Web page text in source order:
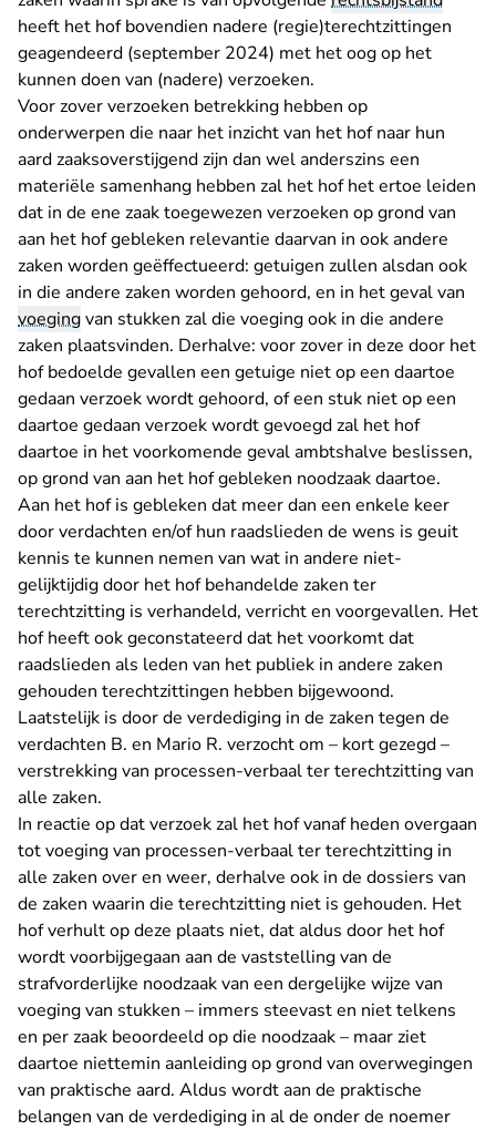
heeft het hof bovendien nadere (regie)terechtzittingen
geagendeerd (september 2024) met het oog op het
kunnen doen van (nadere) verzoeken.
Voor zover verzoeken betrekking hebben op
onderwerpen die naar het inzicht van het hof naar hun
aard zaaksoverstijgend zijn dan wel anderszins een
materiële samenhang hebben zal het hof het ertoe leiden
dat in de ene zaak toegewezen verzoeken op grond van
aan het hof gebleken relevantie daarvan in ook andere
zaken worden geëffectueerd: getuigen zullen alsdan ook
in die andere zaken worden gehoord, en in het geval van
voegingvan stukken zal die voeging ook in die andere
zaken plaatsvinden. Derhalve: voor zover in deze door het
hof bedoelde gevallen een getuige niet op een daartoe
gedaan verzoek wordt gehoord, of een stuk niet op een
daartoe gedaan verzoek wordt gevoegd zal het hof
daartoe in het voorkomende geval ambtshalve beslissen,
op grond van aan het hof gebleken noodzaak daartoe.
Aan het hof is gebleken dat meer dan een enkele keer
door verdachten en/of hun raadslieden de wens is geuit
kennis te kunnen nemen van wat in andere niet-
gelijktijdig door het hof behandelde zaken ter
terechtzitting is verhandeld, verricht en voorgevallen. Het
hof heeft ook geconstateerd dat het voorkomt dat
raadslieden als leden van het publiek in andere zaken
gehouden terechtzittingen hebben bijgewoond.
Laatstelijk is door de verdediging in de zaken tegen de
verdachten B. en Mario R. verzocht om – kort gezegd –
verstrekking van processen-verbaal ter terechtzitting van
alle zaken.
In reactie op dat verzoek zal het hof vanaf heden overgaan
tot voeging van processen-verbaal ter terechtzitting in
alle zaken over en weer, derhalve ook in de dossiers van
de zaken waarin die terechtzitting niet is gehouden. Het
hof verhult op deze plaats niet, dat aldus door het hof
wordt voorbijgegaan aan de vaststelling van de
strafvorderlijke noodzaak van een dergelijke wijze van
voeging van stukken – immers steevast en niet telkens
en per zaak beoordeeld op die noodzaak – maar ziet
daartoe niettemin aanleiding op grond van overwegingen
van praktische aard. Aldus wordt aan de praktische
belangen van de verdediging in al de onder de noemer